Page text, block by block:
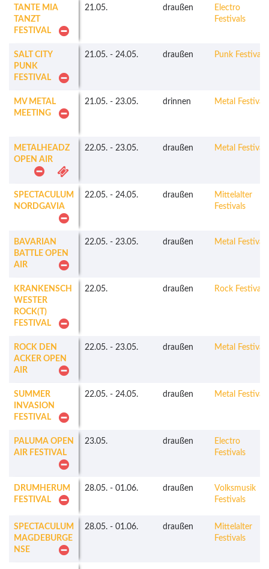
TANTE MIA
TANZT
FESTIVAL
21.05. draußen
Electro
Festivals
SALT CITY
PUNK
FESTIVAL
21.05. - 24.05. draußen Punk Festivals
MV METAL
MEETING
21.05. - 23.05. drinnen Metal Festivals
METALHEADZ
OPEN AIR
22.05. - 23.05. draußen Metal Festivals
SPECTACULUM
NORDGAVIA
22.05. - 24.05. draußen
Mittelalter
Festivals
BAVARIAN
BATTLE OPEN
AIR
22.05. - 23.05. draußen Metal Festivals
KRANKENSCH
WESTER
ROCK(T)
FESTIVAL
22.05. draußen Rock Festivals
ROCK DEN
ACKER OPEN
AIR
22.05. - 23.05. draußen Metal Festivals
SUMMER
INVASION
FESTIVAL
22.05. - 24.05. draußen Metal Festivals
PALUMA OPEN
AIR FESTIVAL
23.05. draußen
Electro
Festivals
DRUMHERUM
FESTIVAL
28.05. - 01.06. draußen
Volksmusik
Festivals
SPECTACULUM
MAGDEBURGE
NSE
28.05. - 01.06. draußen
Mittelalter
Festivals